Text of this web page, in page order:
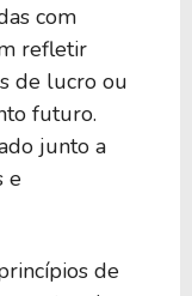
com
refletir
de lucro ou
futuro.
junto a
e
de